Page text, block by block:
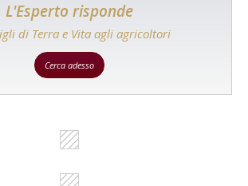
L'Esperto risponde
di Terra e Vita agli agricoltori
Cerca adesso